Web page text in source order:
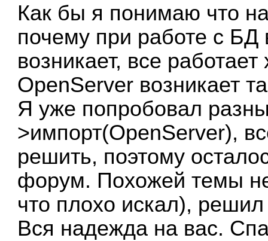
Как бы я понимаю что
почему при работе с БД
возникает, все
OpenServer возникает
Я уже попробовал
>импорт(OpenServer),
решить, поэтому
форум. Похожей темы
что плохо искал),
Вся надежда на вас.